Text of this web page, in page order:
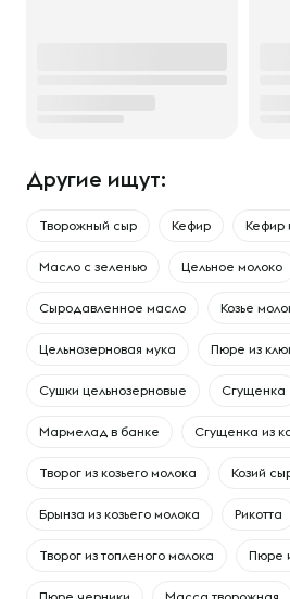
Другие ищут:
Творожный сыр Кефир Кефир
Масло с зеленью Цельное молоко
Сыродавленное масло Козье
Цельнозерновая мука Пюре из
Сушки цельнозерновые Сгущенка
Мармелад в банке Сгущенка из
Творог из козьего молока Козий
Брынза из козьего молока Рикотта
Творог из топленого молока Пюре